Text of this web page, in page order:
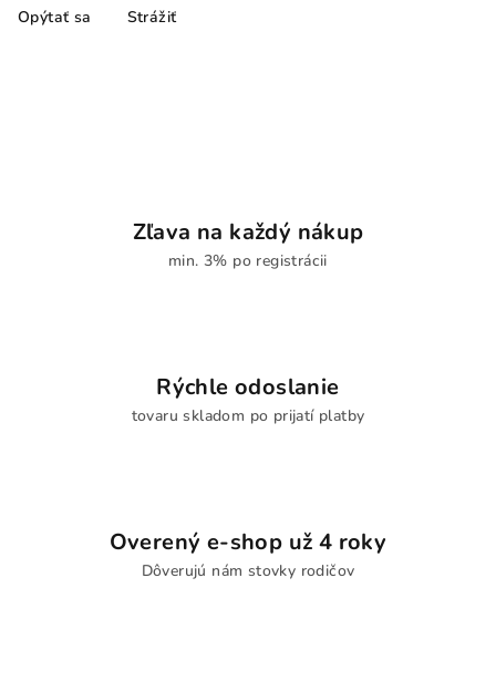
Opýtať sa Strážiť
Zľava na každý nákup
min. 3% po registrácii
Rýchle odoslanie
tovaru skladom po prijatí platby
Overený e-shop už 4 roky
Dôverujú nám stovky rodičov